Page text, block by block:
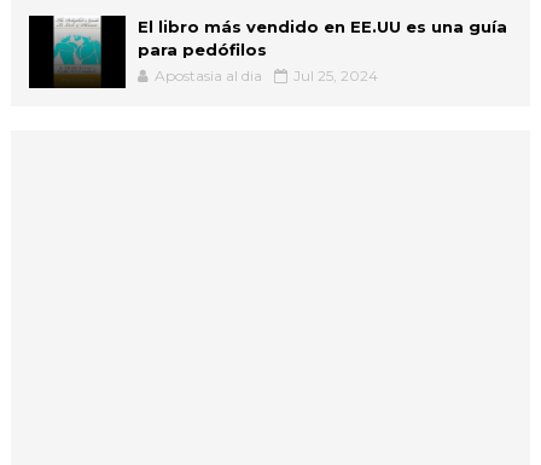
El libro más vendido en EE.UU es una guía
para pedófilos
Apostasia al dia Jul 25, 2024